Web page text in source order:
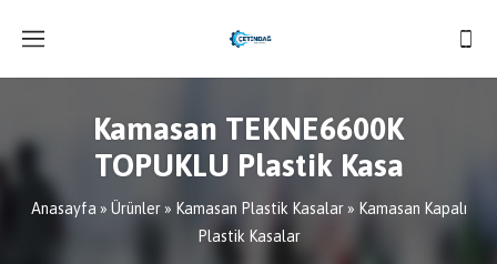
Kamasan TEKNE6600K
TOPUKLU Plastik Kasa
Anasayfa » Ürünler» Kamasan Plastik Kasalar» Kamasan Kapalı
Plastik Kasalar